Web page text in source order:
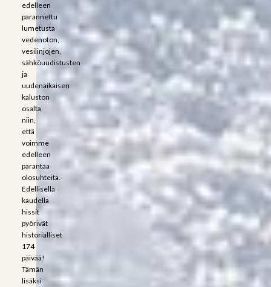
edelleen
parannettu
lumetusta
vedenoton,
vesilinjojen,
sähköuudistusten
ja
uudenaikaisen
kaluston
osalta
niin,
että
voimme
edelleen
parantaa
olosuhteita.
Edellisellä
kaudella
hissit
pyörivät
historialliset
174
päivää!
Tämän
lisäksi